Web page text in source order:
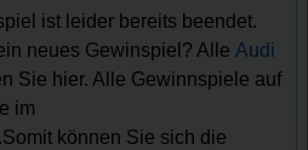
ist leider bereits beendet.
neues Gewinspiel? Alle Audi
Sie hier. Alle Gewinnspiele auf
im
.Somit können Sie sich die